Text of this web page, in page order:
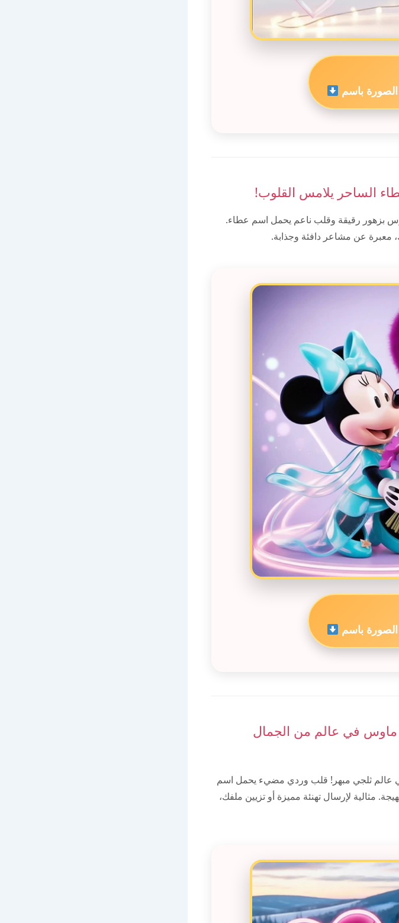
باسم
الساحر يلامس القلوب!
بزهور رقيقة وقلب ناعم يحمل اسم عطاء.
معبرة عن مشاعر دافئة وجذابة.
باسم
ماوس في عالم من الجمال
عالم ثلجي مبهر! قلب وردي مضيء يحمل اسم
مثالية لإرسال تهنئة مميزة أو تزيين ملفك،